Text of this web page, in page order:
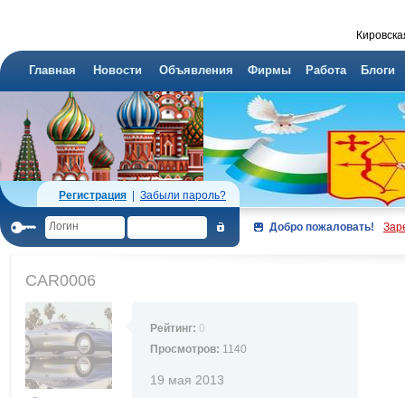
Главная Новости Объявления Фирмы Работа Блоги
Регистрация Забыли пароль?
Добро пожаловать!
CAR0006
Рейтинг: 0
Просмотров: 1140
19 мая 2013